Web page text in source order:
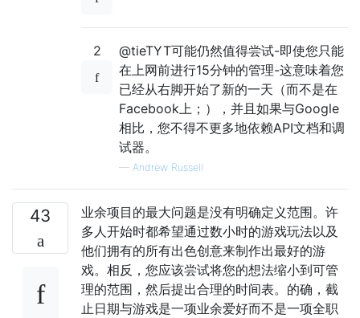
2
@tieTYT可能仍然值得尝试-即使您只能
在上网前进行15分钟的管理-这意味着您
已经从右脚开始了新的一天（而不是在
Facebook上；），并且如果与Google
相比，您不得不更多地依赖API文档和调
试器。
— Andrew Russell
43
业余项目的最大问题是没有明确定义范围。许
多人开始时都希望通过数小时的游戏玩法以及
他们拥有的所有出色创意来制作出最好的游
戏。相反，您应该尝试将您的想法缩小到可管
理的范围，然后提出合理的时间表。的确，截
止日期与游戏是一项业余爱好而不是一项全职